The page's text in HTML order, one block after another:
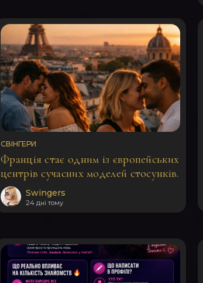
СВІНГЕРИ
Франція стає одним із європейських
центрів сучасних моделей стосунків.
Swingers
24 дні тому